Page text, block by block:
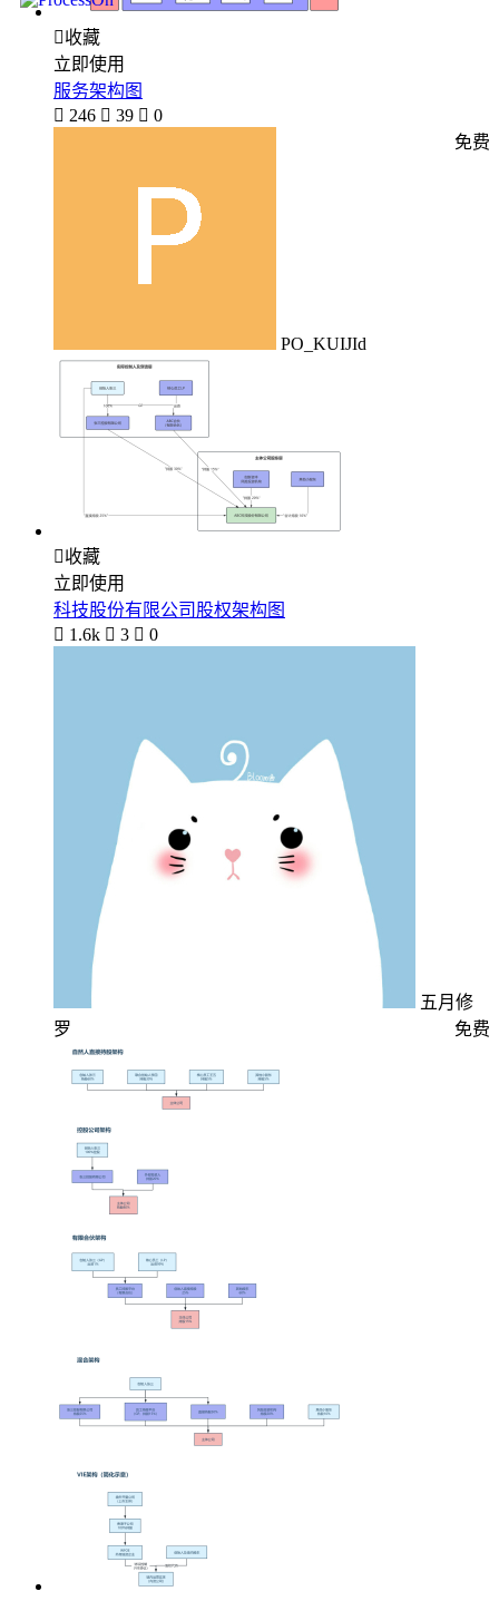
收藏
立即使用
服务架构图
 246  39  0
PO_KUIJId
免费
收藏
立即使用
科技股份有限公司股权架构图
 1.6k  3  0
五月修
罗
免费